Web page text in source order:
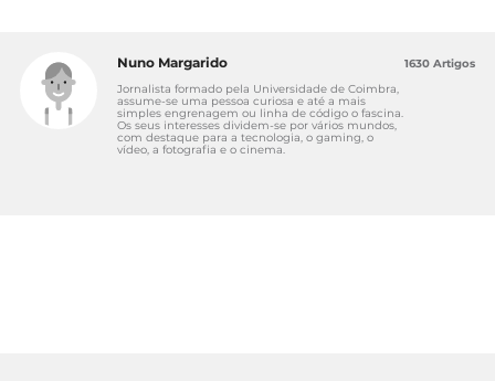
Nuno Margarido
Jornalista formado pela Universidade de Coimbra,
assume-se uma pessoa curiosa e até a mais
simples engrenagem ou linha de código o fascina.
Os seus interesses dividem-se por vários mundos,
com destaque para a tecnologia, o gaming, o
vídeo, a fotografia e o cinema.
1630 Artigos